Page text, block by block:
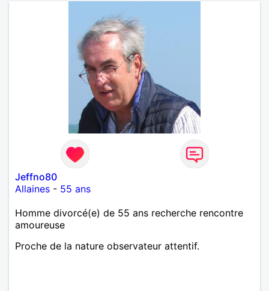
Jeffno80
Allaines - 55 ans
Homme divorcé(e) de 55 ans recherche rencontre
amoureuse
Proche de la nature observateur attentif.